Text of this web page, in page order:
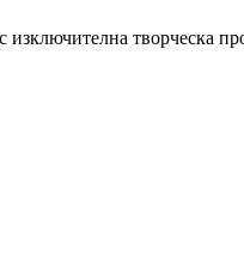
творческа